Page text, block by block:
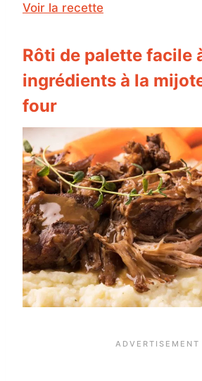
Voir la recette
Rôti de palette facile
ingrédients à la
four